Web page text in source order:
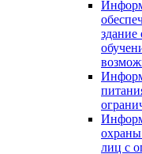
здание
охраны
лиц с